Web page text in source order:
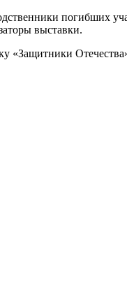
погибших
выставки.
«Защитники